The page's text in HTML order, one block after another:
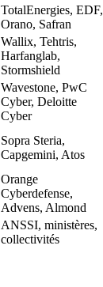
TotalEnergies, EDF,
Orano, Safran
Wallix, Tehtris,
Harfanglab,
Stormshield
Wavestone, PwC
Cyber, Deloitte
Cyber
Sopra Steria,
Capgemini, Atos
Orange
Cyberdefense,
Advens, Almond
ANSSI, ministères,
collectivités